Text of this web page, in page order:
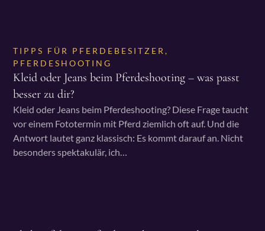
TIPPS FÜR PFERDEBESITZER,
PFERDESHOOTING
Kleid oder Jeans beim Pferdeshooting – was passt
besser zu dir?
Kleid oder Jeans beim Pferdeshooting? Diese Frage taucht
vor einem Fototermin mit Pferd ziemlich oft auf. Und die
Antwort lautet ganz klassisch: Es kommt darauf an. Nicht
besonders spektakulär, ich…